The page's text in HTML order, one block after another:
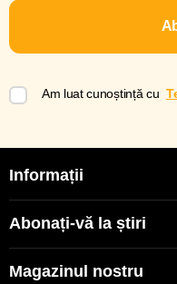
Am luat cunoștință cu
Informații
Abonați-vă la știri
Magazinul nostru